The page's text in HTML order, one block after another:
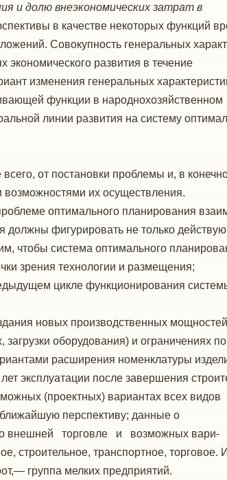
и долю внеэкономических затрат в
в качестве некоторых функций
Совокупность генеральных
развития в течение
изменения генеральных
функции в народнохозяйственном
линии развития на систему
от постановки проблемы и, в
их осуществления.
оптимального планирования
должны фигурировать не только
чтобы система оптималь­ного
зрения технологии и размещения;
цикле функциониро­вания
новых производственных
оборудования) и ограни­чениях по
расширения номенклатуры
эксплуатации после завершения
(проектных) вариантах всех видов
перспективу; данные о
о внешней торговле и возможных вари-
строительное, транспортное, торговое.
группа мелких предприятий.